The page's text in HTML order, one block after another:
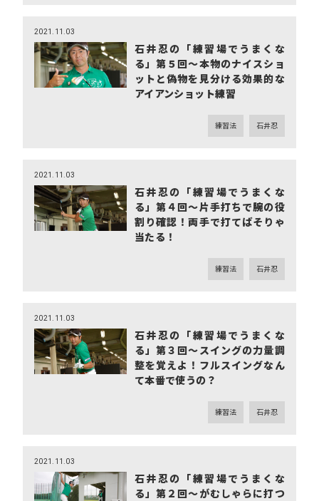
2021.11.03
石井忍の「練習場でうまくな
る」第５回～本物のナイスショ
ットと偽物を見分ける効果的な
アイアンショット練習
練習法 石井忍
2021.11.03
石井忍の「練習場でうまくな
る」第４回～片手打ちで腕の役
割り確認！両手で打てばそりゃ
当たる！
練習法 石井忍
2021.11.03
石井忍の「練習場でうまくな
る」第３回～スイングの力量調
整を覚えよ！フルスイングなん
て本番で使うの？
練習法 石井忍
2021.11.03
石井忍の「練習場でうまくな
る」第２回～がむしゃらに打つ